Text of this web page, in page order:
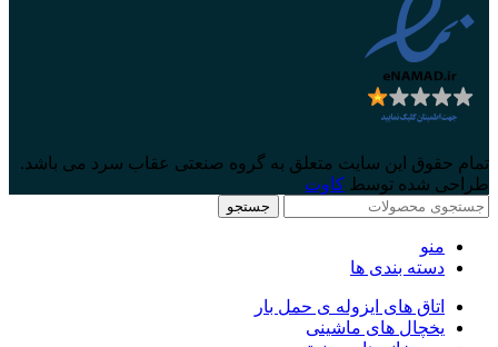
تمام حقوق این سایت متعلق به گروه صنعتی عقاب سرد می باشد.
طراحی شده توسط کاوت
جستجو
منو
دسته بندی ها
اتاق های ایزوله ی حمل بار
یخچال های ماشینی